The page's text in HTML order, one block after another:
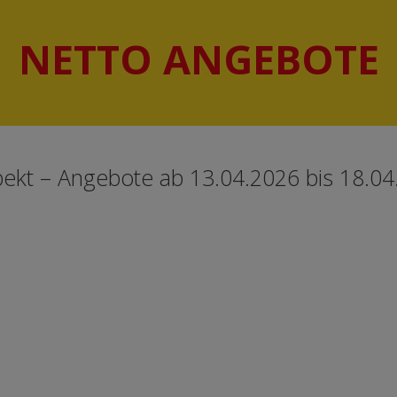
NETTO ANGEBOTE
– Angebote ab 13.04.2026 bis